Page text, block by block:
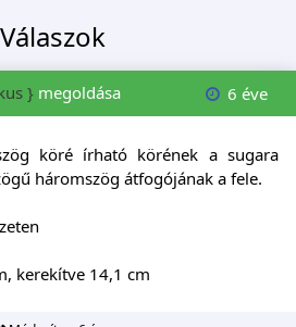
Válaszok
} megoldása 6 éve
köré írható körének a sugara
háromszög átfogójának a fele.
kerekítve 14,1 cm